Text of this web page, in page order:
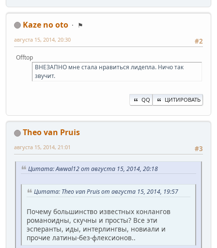
Kaze no oto
⚑
#2
августа 15, 2014, 20:30
Offtop
ВНЕЗАПНО мне стала нравиться лидепла. Ничо так
звучит.
QQ ЦИТИРОВАТЬ
Theo van Pruis
#3
августа 15, 2014, 21:01
Цитата: Awwal12 от августа 15, 2014, 20:18
Цитата: Theo van Pruis от августа 15, 2014, 19:57
Почему большинство известных конлангов
романоидны, скучны и просты? Все эти
эсперанты, иды, интерлингвы, новиали и
прочие латины-без-флексионов..